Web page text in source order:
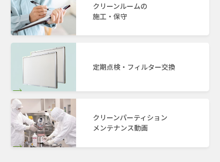
クリーンルームの
施工・保守
定期点検・フィルター交換
クリーンパーティション
メンテナンス動画